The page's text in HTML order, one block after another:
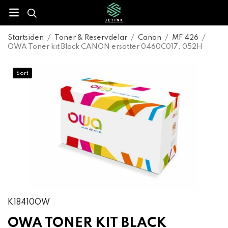
Startsiden / Toner & Reservdelar / Canon / MF 426
/
OWA Toner kit Black CANON ersätter 0460C017, 052H
Sort
K18410OW
OWA TONER KIT BLACK